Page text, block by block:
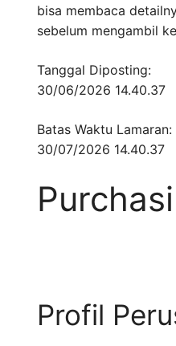
bisa membaca
sebelum mengambil
Tanggal Diposting:
30/06/2026 14.40.37
Batas Waktu Lamaran:
30/07/2026 14.40.37
Profil